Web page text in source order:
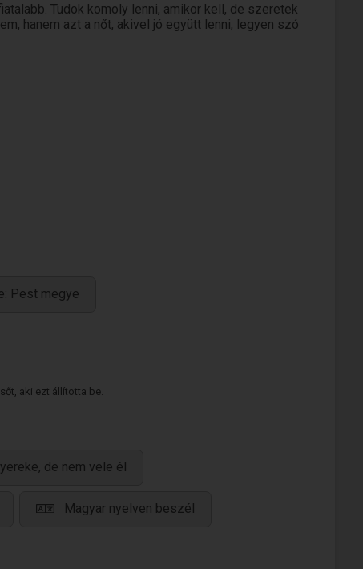
Tudok komoly lenni, amikor kell, de szeretek
hanem azt a nőt, akivel jó együtt lenni, legyen szó
Pest megye
aki ezt állította be.
de nem vele él
Magyar nyelven beszél